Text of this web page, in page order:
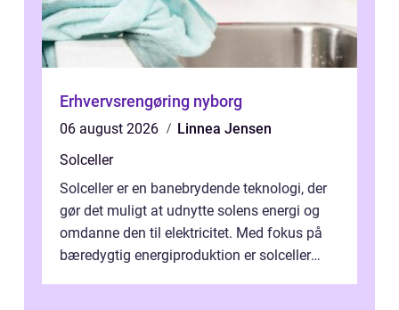
Erhvervsrengøring nyborg
06 august 2026
Linnea Jensen
Solceller
Solceller er en banebrydende teknologi, der
gør det muligt at udnytte solens energi og
omdanne den til elektricitet. Med fokus på
bæredygtig energiproduktion er solceller